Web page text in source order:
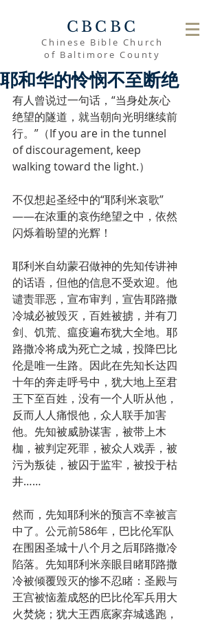
CBCBC
Chinese Bible Church
of Baltimore County
耶和华的怜悯不至断绝
有人曾说过一句话，“当身处灰心
绝望的隧道，就当朝向光明继续前
行。”（If you are in the tunnel
of discouragement, keep
walking toward the light.）
不仅想起圣经中的“耶利米哀歌”
——在浓重的哀伤绝望之中，依然
闪烁着盼望的光辉！
耶利米自幼蒙召做神的先知传讲神
的话语，但他的信息不受欢迎。他
谴责罪恶，宣布审判，宣告耶路撒
冷城必被毁灭，百姓被掳，并有刀
剑、饥荒、瘟疫遍布犹大全地。耶
路撒冷将成为死亡之城，投降巴比
伦是唯一生路。因此在先知长达四
十年的奔走呼号中，犹大地上至君
王下至百姓，没有一个人听从他，
反而人人痛恨他，众人联手加害
他。先知被威胁谋害，被带上木
枷，被判定死罪，被众人戏弄，被
污为叛徒，被囚于监牢，被投于枯
井……
然而，先知耶利米的预言不幸被言
中了。公元前586年，巴比伦军队
在围困圣城十八个月之后耶路撒冷
陷落。先知耶利米亲眼目睹耶路撒
冷被倾覆毁灭的惨不忍睹：圣殿与
王宫被恼羞成怒的巴比伦军兵用大
火焚烧；犹大王西底家弃城逃跑，